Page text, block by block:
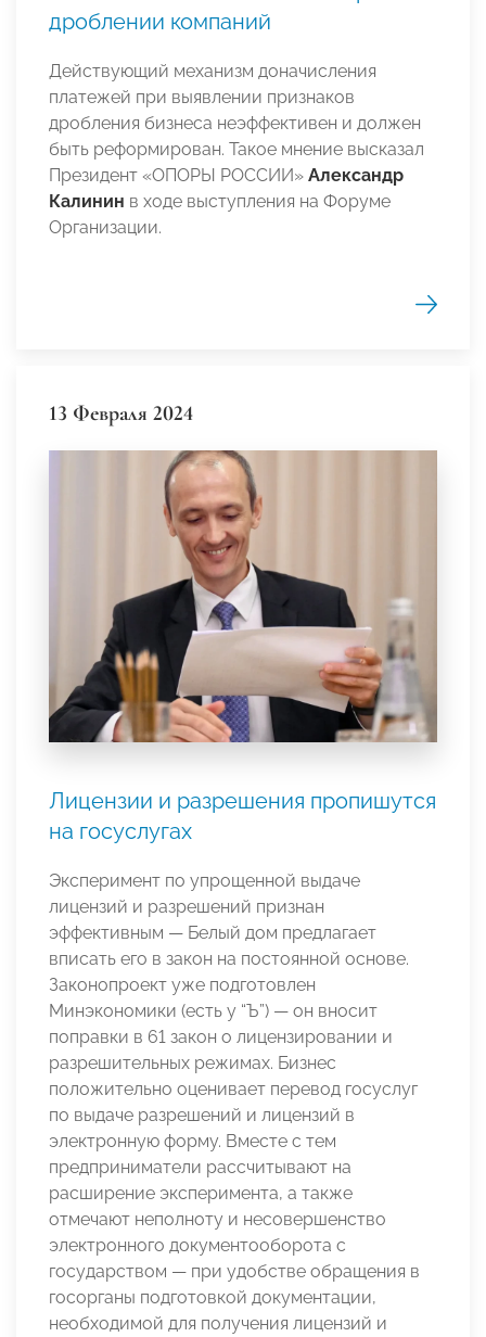
дроблении компаний
Действующий механизм доначисления
платежей при выявлении признаков
дробления бизнеса неэффективен и должен
быть реформирован. Такое мнение высказал
Президент «ОПОРЫ РОССИИ» Александр
Калинин в ходе выступления на Форуме
Организации.
13 Февраля 2024
Лицензии и разрешения пропишутся
на госуслугах
Эксперимент по упрощенной выдаче
лицензий и разрешений признан
эффективным — Белый дом предлагает
вписать его в закон на постоянной основе.
Законопроект уже подготовлен
Минэкономики (есть у “Ъ”) — он вносит
поправки в 61 закон о лицензировании и
разрешительных режимах. Бизнес
положительно оценивает перевод госуслуг
по выдаче разрешений и лицензий в
электронную форму. Вместе с тем
предприниматели рассчитывают на
расширение эксперимента, а также
отмечают неполноту и несовершенство
электронного документооборота с
государством — при удобстве обращения в
госорганы подготовкой документации,
необходимой для получения лицензий и